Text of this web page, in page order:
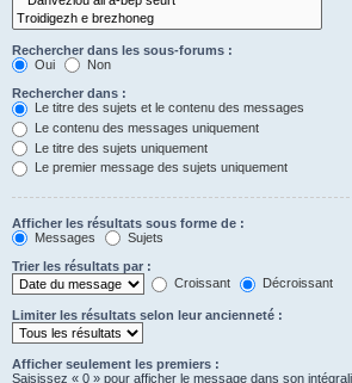
Rechercher dans les sous-forums :
Oui
Non
Rechercher dans :
Le titre des sujets et le contenu des messages
Le contenu des messages uniquement
Le titre des sujets uniquement
Le premier message des sujets uniquement
Afficher les résultats sous forme de :
Messages
Sujets
Trier les résultats par :
Croissant
Décroissant
Limiter les résultats selon leur ancienneté :
Afficher seulement les premiers :
Saisissez « 0 » pour afficher le message dans son